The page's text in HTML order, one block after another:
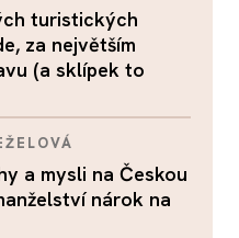
turistických
za největším
(a sklípek to
a mysli na Českou
nárok na